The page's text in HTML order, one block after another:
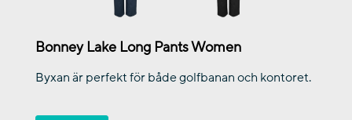
Bonney Lake Long Pants Women
Byxan är perfekt för både golfbanan och kontoret.